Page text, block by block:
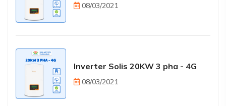
08/03/2021
Inverter Solis 20KW 3 pha - 4G
08/03/2021